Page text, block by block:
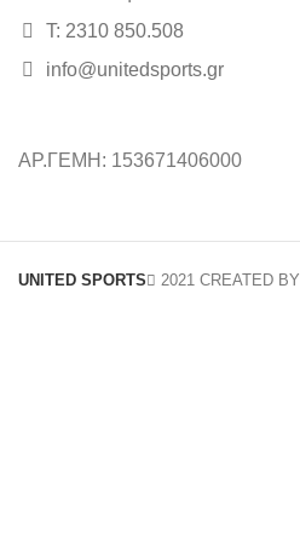
Τ: 2310 850.508
info@unitedsports.gr
ΑΡ.ΓΕΜΗ: 153671406000
UNITED SPORTS 2021 CREATED BY